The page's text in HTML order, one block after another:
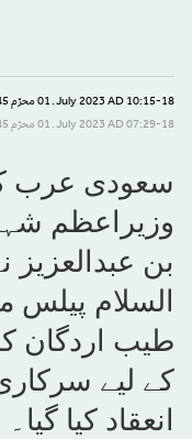
10:15-18 July 2023 AD ـ 01 محرّم 1445 AH
07:29-18 July 2023 AD ـ 01 محرّم 1445 AH
سعودی عرب
وزیراعظم
بن
السلام
طیب اردگان
کے لیے
انعقاد کیا گیا۔